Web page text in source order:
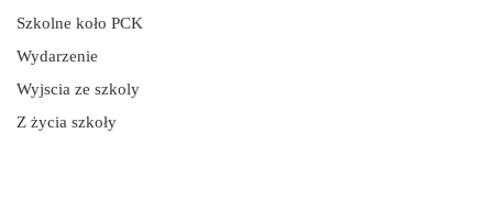
Szkolne koło PCK
Wydarzenie
Wyjscia ze szkoly
Z życia szkoły